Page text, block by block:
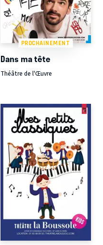
PROCHAINEMENT
Dans ma tête
Théâtre de l'Œuvre